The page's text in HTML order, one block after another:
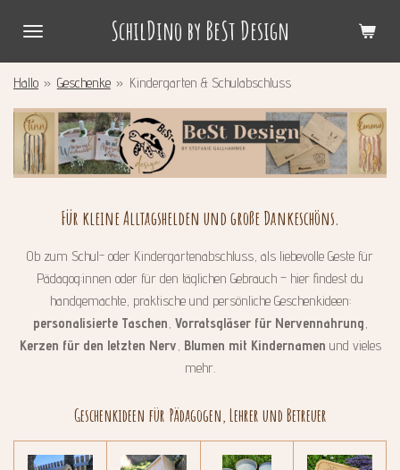
Hauptinhalt
springen
SchilDino by BeSt Design
Hallo » Geschenke » Kindergarten & Schulabschluss
Für kleineAlltagshelden undgroße Dankeschöns.
Ob zum Schul- oder Kindergartenabschluss, als liebevolle Geste für
Pädagog:innen oder für den täglichen Gebrauch – hier findest du
handgemachte, praktische und persönliche Geschenkideen:
personalisierte Taschen Vorratsgläser für Nervennahrung
Kerzen für den letzten Nerv Blumen mit Kindernamen und vieles
mehr.
Geschenkideen für Pädagogen, Lehrer und Betreuer